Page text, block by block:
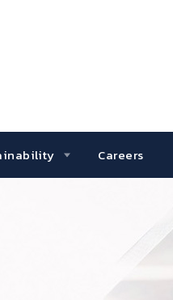
Careers